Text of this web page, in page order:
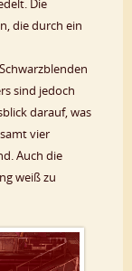
Die
die durch ein
sind jedoch
darauf, was
vier
Auch die
weiß zu